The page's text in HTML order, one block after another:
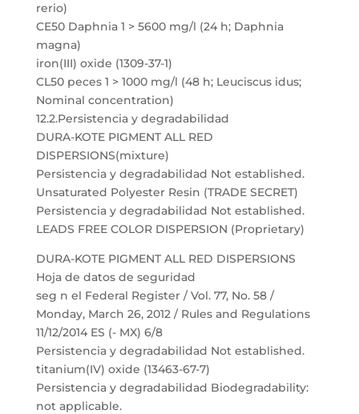
rerio)
CE50 Daphnia 1 > 5600 mg/l (24 h; Daphnia
magna)
iron(III) oxide (1309-37-1)
CL50 peces 1 > 1000 mg/l (48 h; Leuciscus idus;
Nominal concentration)
12.2.Persistencia y degradabilidad
DURA-KOTE PIGMENT ALL RED
DISPERSIONS(mixture)
Persistencia y degradabilidad Not established.
Unsaturated Polyester Resin (TRADE SECRET)
Persistencia y degradabilidad Not established.
LEADS FREE COLOR DISPERSION (Proprietary)
DURA-KOTE PIGMENT ALL RED DISPERSIONS
Hoja de datos de seguridad
seg n el Federal Register / Vol. 77, No. 58 /
Monday, March 26, 2012 / Rules and Regulations
11/12/2014 ES (- MX) 6/8
Persistencia y degradabilidad Not established.
titanium(IV) oxide (13463-67-7)
Persistencia y degradabilidad Biodegradability:
not applicable.